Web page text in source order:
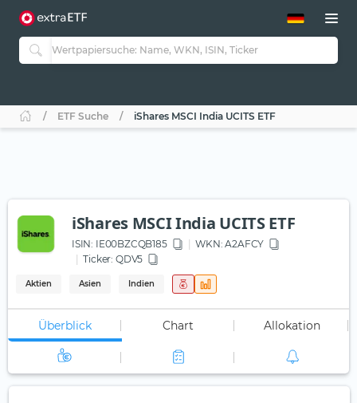
ETF-Guide 2.0
Guide Aktive ETFs
ETF-Sparpläne
ETF Suche iShares MSCI India UCITS ETF
iShares MSCI India UCITS ETF
ISIN: IE00BZCQB185 WKN: A2AFCY
Ticker: QDV5
Aktien Asien Indien
Überblick Chart Allokation